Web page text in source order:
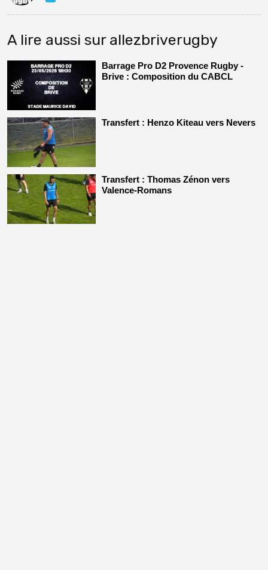
A lire aussi sur allezbriverugby
Barrage Pro D2 Provence Rugby -
Brive : Composition du CABCL
Transfert : Henzo Kiteau vers Nevers
Transfert : Thomas Zénon vers
Valence-Romans